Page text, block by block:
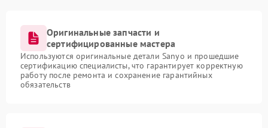
Оригинальные запчасти и
сертифицированные мастера
Используются оригинальные детали Sanyo и прошедшие
сертификацию специалисты, что гарантирует корректную
работу после ремонта и сохранение гарантийных
обязательств